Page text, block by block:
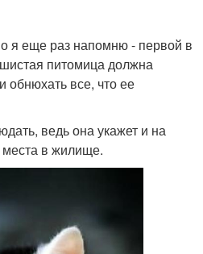
я еще раз напомню - первой в
питомица должна
обнюхать все, что ее
ведь она укажет и на
в жилище.